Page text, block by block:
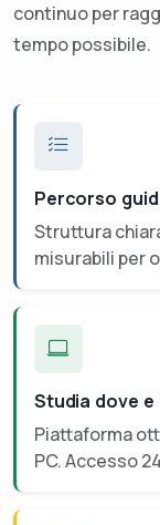
continuo per
tempo possibile.
Percorso
Struttura
misurabili per
Studia dove
Piattaforma
PC. Accesso